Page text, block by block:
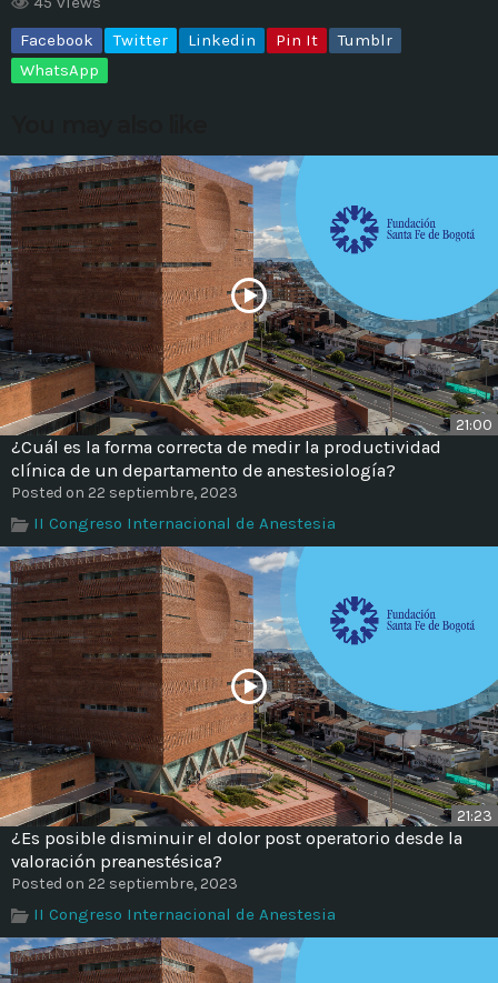
MOST UPVOTED
DESIGN ADMINISTRATOR
Validating Enterprise
Architectures In The Current
Time
Facebook
Twitter Linkedin Pin It
Tumblr
WhatsApp
21:00
¿Cuál es la forma correcta de medir la productividad
clínica de un departamento de anestesiología?
Posted on 22 septiembre, 2023
II Congreso Internacional de Anestesia
21:23
¿Es posible disminuir el dolor post operatorio desde la
valoración preanestésica?
Posted on 22 septiembre, 2023
II Congreso Internacional de Anestesia